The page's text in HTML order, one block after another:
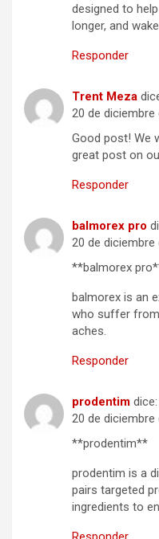
designed to
longer, and
Responder
Trent Meza
20 de diciembre
Good post! We
great post on
Responder
balmorex pro
20 de diciembre
**balmorex
balmorex is an
who suffer
aches.
Responder
prodentim dice:
20 de diciembre
**prodentim**
prodentim is a
pairs targeted
ingredients to